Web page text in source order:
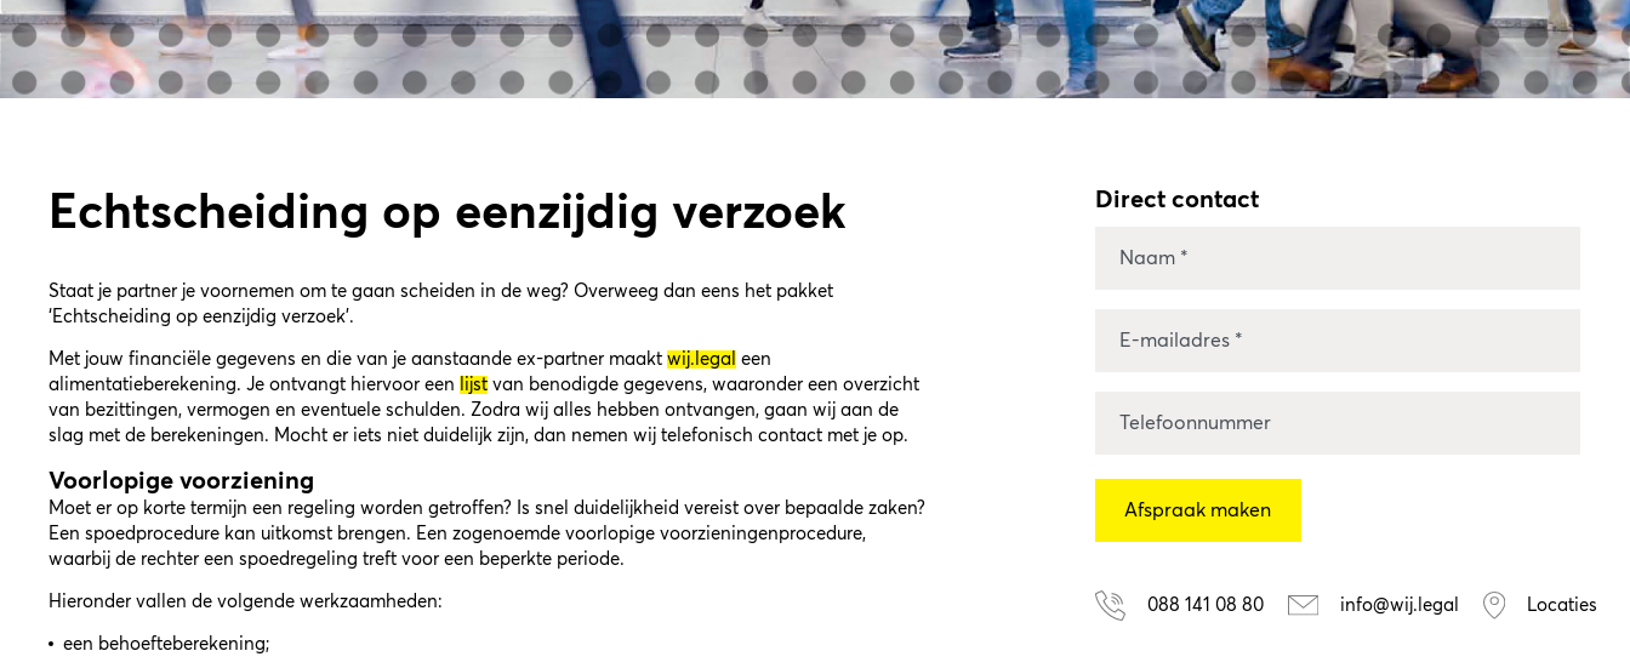
Echtscheiding op eenzijdig verzoek
Staat je partner je voornemen om te gaan scheiden in de weg? Overweeg dan eens het pakket
‘Echtscheiding op eenzijdig verzoek’.
Met jouw financiële gegevens en die van je aanstaande ex-partner maakt wij.legal een
alimentatieberekening. Je ontvangt hiervoor een
lijst van benodigde gegevens, waaronder een overzicht
van bezittingen, vermogen en eventuele schulden. Zodra wij alles hebben ontvangen, gaan wij aan de
slag met de berekeningen. Mocht er iets niet duidelijk zijn, dan nemen wij telefonisch contact met je op.
Voorlopige voorziening
Moet er op korte termijn een regeling worden getroffen? Is snel duidelijkheid vereist over bepaalde zaken?
Een spoedprocedure kan uitkomst brengen. Een zogenoemde voorlopige voorzieningenprocedure,
waarbij de rechter een spoedregeling treft voor een beperkte periode.
Hieronder vallen de volgende werkzaamheden:
een behoefteberekening;
Direct contact
088 141 08 80 info@wij.legal Locaties